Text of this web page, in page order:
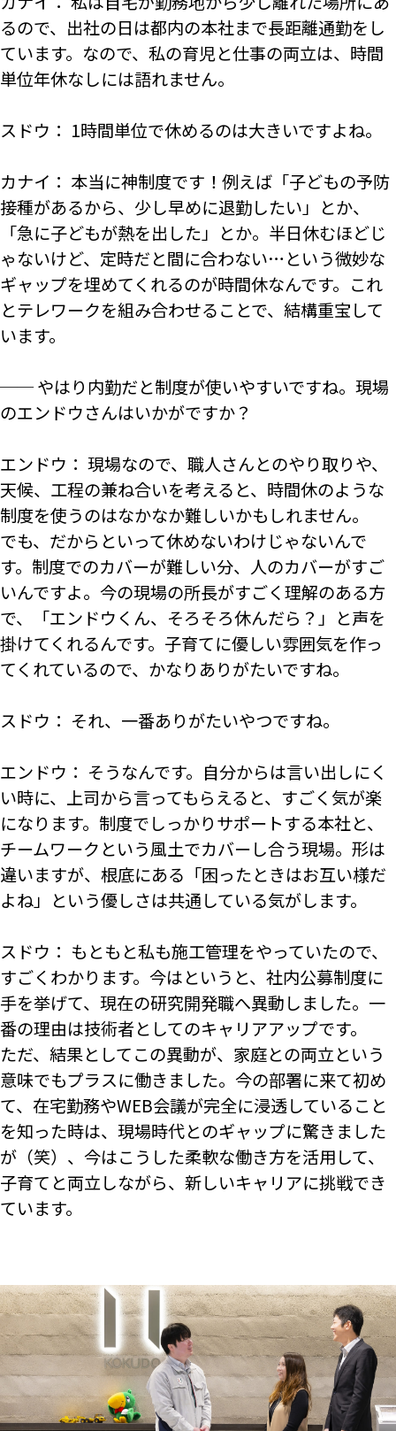
るので、出社の日は都内の本社まで長距離通勤をし
ています。なので、私の育児と仕事の両立は、時間
単位年休なしには語れません。
スドウ： 1時間単位で休めるのは大きいですよね。
カナイ： 本当に神制度です！例えば「子どもの予防
接種があるから、少し早めに退勤したい」とか、
「急に子どもが熱を出した」とか。半日休むほどじ
ゃないけど、定時だと間に合わない…という微妙な
ギャップを埋めてくれるのが時間休なんです。これ
とテレワークを組み合わせることで、結構重宝して
います。
── やはり内勤だと制度が使いやすいですね。現場
のエンドウさんはいかがですか？
エンドウ： 現場なので、職人さんとのやり取りや、
天候、工程の兼ね合いを考えると、時間休のような
制度を使うのはなかなか難しいかもしれません。
でも、だからといって休めないわけじゃないんで
す。制度でのカバーが難しい分、人のカバーがすご
いんですよ。今の現場の所長がすごく理解のある方
で、「エンドウくん、そろそろ休んだら？」と声を
掛けてくれるんです。子育てに優しい雰囲気を作っ
てくれているので、かなりありがたいですね。
スドウ： それ、一番ありがたいやつですね。
エンドウ： そうなんです。自分からは言い出しにく
い時に、上司から言ってもらえると、すごく気が楽
になります。制度でしっかりサポートする本社と、
チームワークという風土でカバーし合う現場。形は
違いますが、根底にある「困ったときはお互い様だ
よね」という優しさは共通している気がします。
スドウ： もともと私も施工管理をやっていたので、
すごくわかります。今はというと、社内公募制度に
手を挙げて、現在の研究開発職へ異動しました。一
番の理由は技術者としてのキャリアアップです。
ただ、結果としてこの異動が、家庭との両立という
意味でもプラスに働きました。今の部署に来て初め
て、在宅勤務やWEB会議が完全に浸透していること
を知った時は、現場時代とのギャップに驚きました
が（笑）、今はこうした柔軟な働き方を活用して、
子育てと両立しながら、新しいキャリアに挑戦でき
ています。